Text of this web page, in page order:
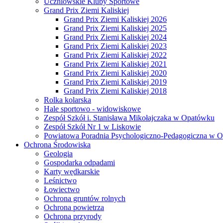
Grand Prix Ziemi Kaliskiej
Grand Prix Ziemi Kaliskiej 2026
Grand Prix Ziemi Kaliskiej 2025
Grand Prix Ziemi Kaliskiej 2024
Grand Prix Ziemi Kaliskiej 2023
Grand Prix Ziemi Kaliskiej 2022
Grand Prix Ziemi Kaliskiej 2021
Grand Prix Ziemi Kaliskiej 2020
Grand Prix Ziemi Kaliskiej 2019
Grand Prix Ziemi Kaliskiej 2018
Rolka kolarska
Hale sportowo - widowiskowe
Zespół Szkół i. Stanisława Mikołajczaka w Opatówku
Zespół Szkół Nr 1 w Liskowie
Powiatowa Poradnia Psychologiczno-Pedagogiczna w
Ochrona Środowiska
Geologia
Gospodarka odpadami
Karty wędkarskie
Leśnictwo
Łowiectwo
Ochrona gruntów rolnych
Ochrona powietrza
Ochrona przyrody